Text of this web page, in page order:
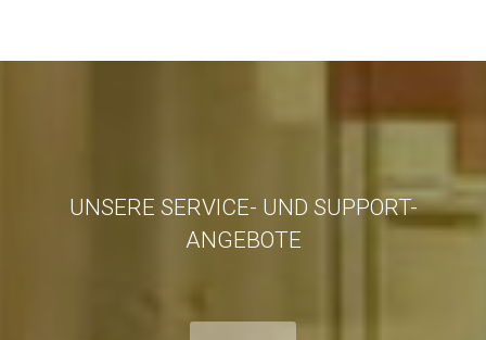
UNSERE SERVICE- UND SUPPORT-
ANGEBOTE